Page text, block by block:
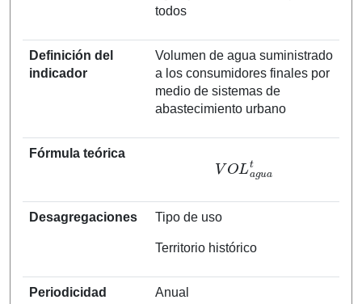
todos
Definición del
indicador
Volumen de agua suministrado
a los consumidores finales por
medio de sistemas de
abastecimiento urbano
Fórmula teórica VOLag
Desagregaciones Tipo de uso
Territorio histórico
Periodicidad Anual